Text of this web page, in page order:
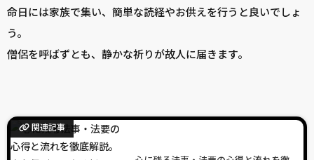
命日には家族で集い、簡単な読経やお供えを行うと良いでしょ
う。
僧侶を呼ばずとも、静かな祈りが故人に届きます。
関連記事